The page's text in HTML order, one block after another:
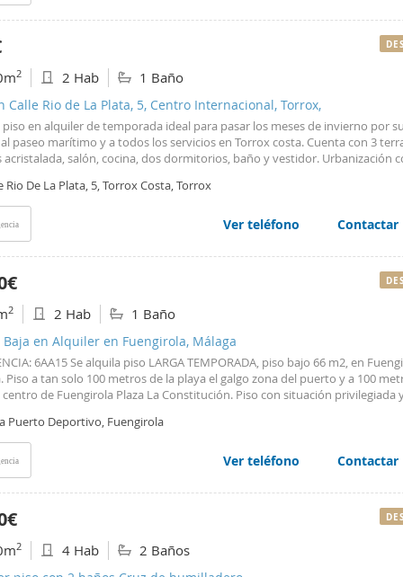
2 2 Hab 1 Baño
Calle Rio de La Plata, 5, Centro Internacional, Torrox,
en alquiler de temporada ideal para pasar los meses de invierno por
paseo marítimo y a todos los servicios en Torrox costa. Cuenta con 3
acristalada, salón, cocina, dos dormitorios, baño y vestidor. Urbanización
o en salón y dormitorio principal.
Rio De La Plata, 5, Torrox Costa, Torrox
Ver teléfono Contactar
2 2 Hab 1 Baño
Baja en Alquiler en Fuengirola, Málaga
6AA15 Se alquila piso LARGA TEMPORADA, piso bajo 66 m2, en
Piso a tan solo 100 metros de la playa el galgo zona del puerto y a 100
de Fuengirola Plaza La Constitución. Piso con situación privilegiada
de autobuses se encuentra a 150 metros y la estación de tren a tan solo
Dispone aire acondicionado en todo el piso. El inmueble dispone de cuarto
con placa de ducha y ventana al patio, salón muy amplio con dos
cocina americana con electrodomésticos y totalmente amueblada,
con aire acondicionado y ventanal al exterior y un segundo dormitorio
tipo tren mas cama nido donde pueden dormir cómodamente 5 personas,
de armarios y armario empotrado, Patio semi techado con lavadero. El
amueblado.
Puerto Deportivo, Fuengirola
Ver teléfono Contactar
2 4 Hab 2 Baños